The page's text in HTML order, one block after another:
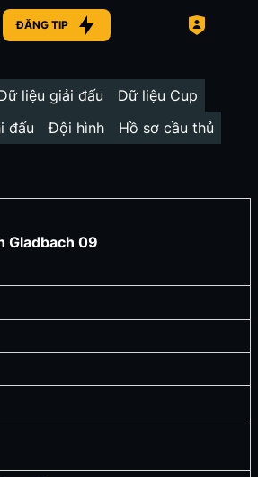
ĐĂNG TIP
liệu giải đấu
Dữ liệu Cup
đấu Đội hình
Hồ sơ cầu thủ
Gladbach 09